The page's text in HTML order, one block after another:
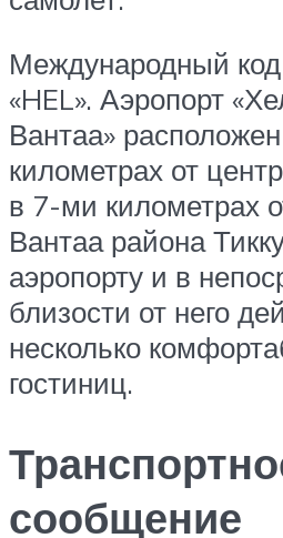
Международный код
«HEL». Аэропорт
Вантаа»
километрах от
в 7-ми километрах
Вантаа района
аэропорту и в
близости от него
несколько
гостиниц.
сообщение